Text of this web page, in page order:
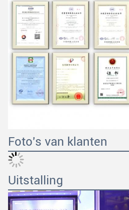
Foto's van klanten
Uitstalling